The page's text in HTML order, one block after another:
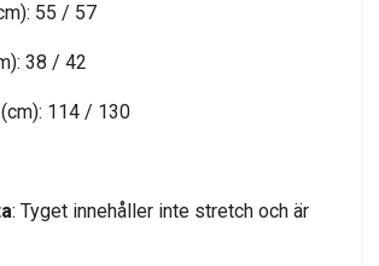
55 / 57
38 / 42
114 / 130
: Tyget innehåller inte stretch och är